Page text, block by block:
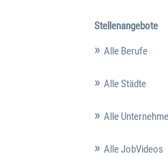
Stellenangebote
Alle Berufe
Alle Städte
Alle
Alle JobVideos